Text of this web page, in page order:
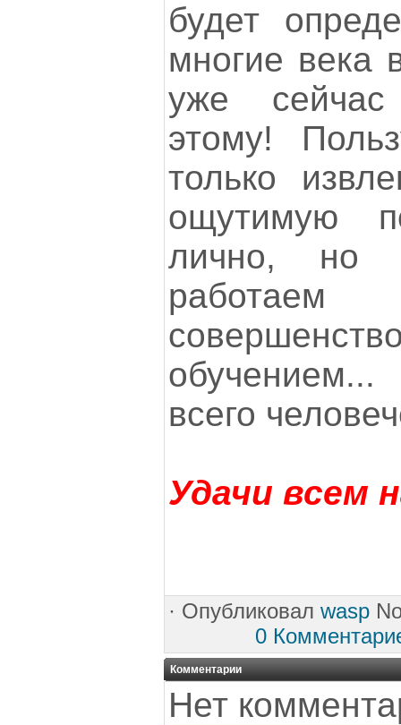
будет
многие
уже сейчас
этому!
только
ощутимую
лично, но
всего
Удачи всем
· Опубликовал wasp
0
Комментарии
Нет